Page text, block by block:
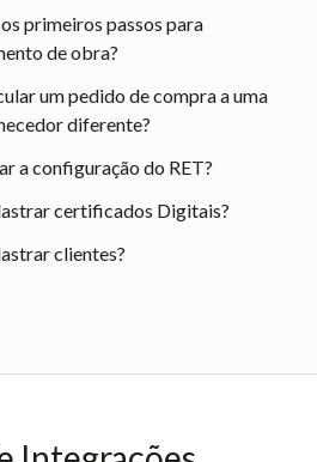
primeiros passos para
de obra?
um pedido de compra a uma
diferente?
a configuração do RET?
certificados Digitais?
clientes?